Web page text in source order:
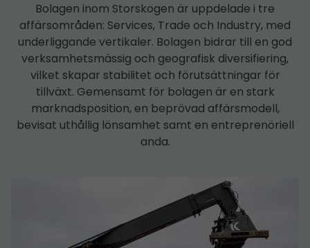
Bolagen inom Storskogen är uppdelade i tre
affärsområden: Services, Trade och Industry, med
underliggande vertikaler. Bolagen bidrar till en god
verksamhetsmässig och geografisk diversifiering,
vilket skapar stabilitet och förutsättningar för
tillväxt. Gemensamt för bolagen är en stark
marknadsposition, en beprövad affärsmodell,
bevisat uthållig lönsamhet samt en entreprenöriell
anda.